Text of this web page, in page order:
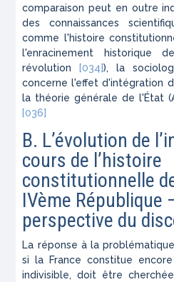
comparaison peut en outre
des connaissances
comme l'histoire
l'enracinement historique
révolution
[034]), la
concerne l'effet d'intégration
la théorie générale de l'État
[036]
B. L’évolution de
cours de l’histoire
constitutionnelle
IVème République
perspective du
La réponse à la
si la France constitue
indivisible, doit être